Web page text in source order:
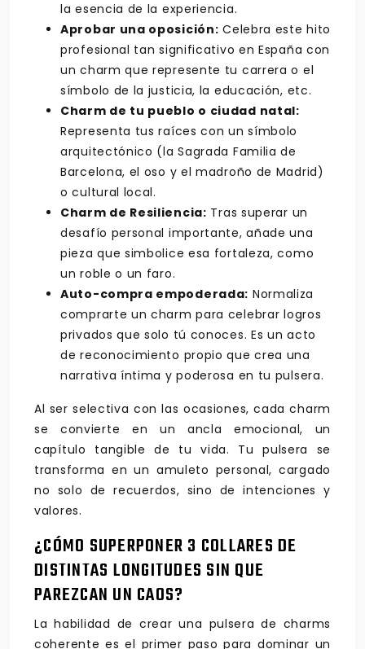
la esencia de la experiencia.
Aprobar una oposición: Celebra este hito
profesional tan significativo en España con
un charm que represente tu carrera o el
símbolo de la justicia, la educación, etc.
Charm de tu pueblo o ciudad natal:
Representa tus raíces con un símbolo
arquitectónico (la Sagrada Familia de
Barcelona, el oso y el madroño de Madrid)
o cultural local.
Charm de Resiliencia: Tras superar un
desafío personal importante, añade una
pieza que simbolice esa fortaleza, como
un roble o un faro.
Auto-compra empoderada: Normaliza
comprarte un charm para celebrar logros
privados que solo tú conoces. Es un acto
de reconocimiento propio que crea una
narrativa íntima y poderosa en tu pulsera.
Al ser selectiva con las ocasiones, cada charm
se convierte en un ancla emocional, un
capítulo tangible de tu vida. Tu pulsera se
transforma en un amuleto personal, cargado
no solo de recuerdos, sino de intenciones y
valores.
¿CÓMO SUPERPONER 3 COLLARES DE
DISTINTAS LONGITUDES SIN QUE
PAREZCAN UN CAOS?
La habilidad de crear una pulsera de charms
coherente es el primer paso para dominar un